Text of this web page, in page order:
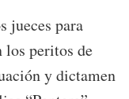
jueces para
los peritos de
y dictamen